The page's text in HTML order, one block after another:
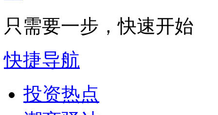
只需要一步，快速开始
快捷导航
投资热点